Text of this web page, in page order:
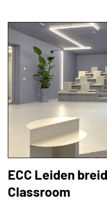
ECC Leiden
Classroom